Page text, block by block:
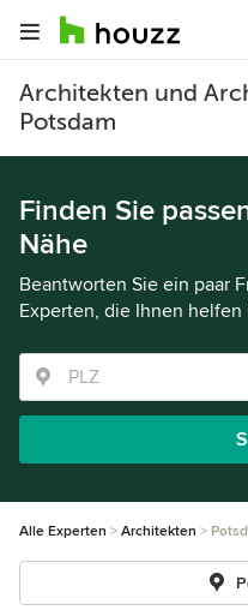
Architekten und
Potsdam
Finden Sie
Nähe
Beantworten Sie ein paar
Experten, die Ihnen helfen
Alle Experten Architekten